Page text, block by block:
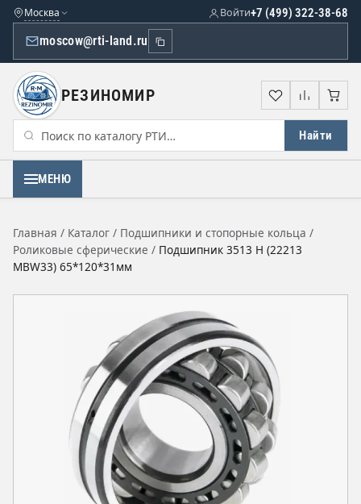
Москва
moscow@rti-land.ru
+7 (499) 322-38-68
Войти
РЕЗИНОМИР
Найти
Избранное
МЕНЮ
Главная / Каталог / Подшипники и стопорные кольца /
Роликовые сферические / Подшипник 3513 Н (22213
MBW33) 65*120*31мм